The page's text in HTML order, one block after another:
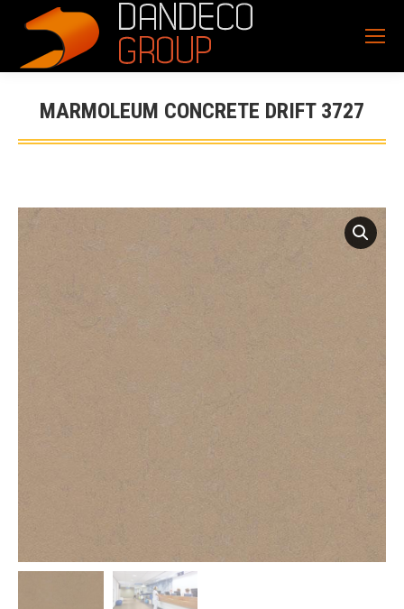
MARMOLEUM CONCRETE DRIFT 3727